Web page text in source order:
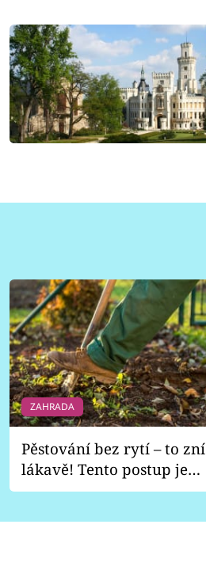
ZAHRADA
Pěstování bez rytí – to zní
lákavě! Tento postup je
vhodný jen pro některé